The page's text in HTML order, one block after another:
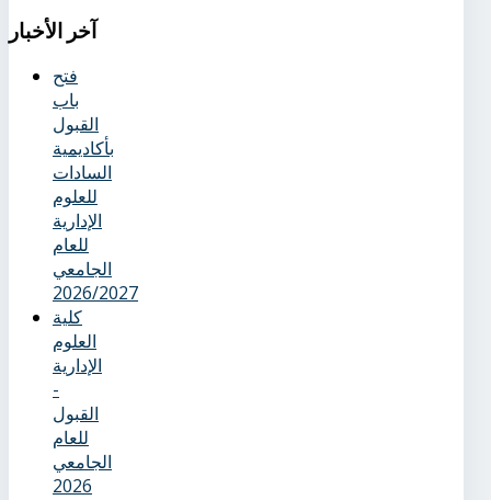
آخر
الأخبار
فتح
باب
القبول
بأكاديمية
السادات
للعلوم
الإدارية
للعام
الجامعي
2026/2027
كلية
العلوم
الإدارية
-
القبول
للعام
الجامعي
2026